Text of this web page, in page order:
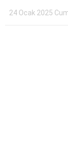
24 Ocak 2025